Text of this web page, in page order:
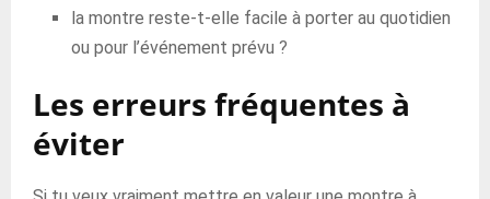
la montre reste-t-elle facile à porter au quotidien
ou pour l’événement prévu ?
Les erreurs fréquentes à
éviter